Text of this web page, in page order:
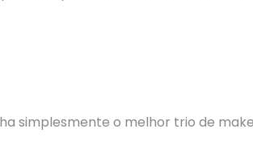
simplesmente o melhor trio de make